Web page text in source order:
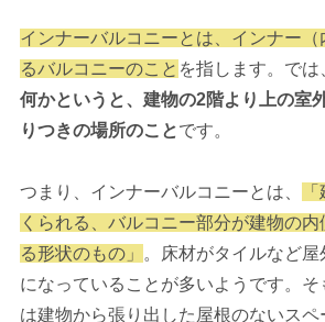
インナーバルコニーとは、インナー
るバルコニーのこと を指します。では
何かというと、建物の2階より上の室
りつきの場所のことです。
つまり、インナーバルコニーとは、
くられる、バルコニー部分が建物の
る形状のもの」
。床材がタイルなど
になっていることが多いようです。
は建物から張り出した屋根のないス